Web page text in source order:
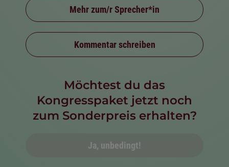
Mehr zum/r Sprecher*in
Kommentar schreiben
Möchtest du das
Kongresspaket jetzt noch
zum Sonderpreis erhalten?
Ja, unbedingt!